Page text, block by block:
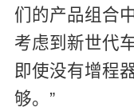
们的产品组合
考虑到新世代
即使没有增程
够。”